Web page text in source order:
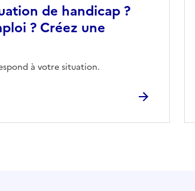
de handicap ?
? Créez une
à votre situation.